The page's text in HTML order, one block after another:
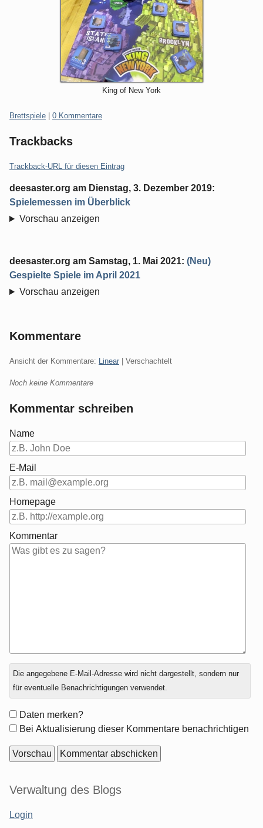
King of New York
Kategorien:
Brettspiele 0 Kommentare
Trackbacks
Trackback-URL für diesen Eintrag
deesaster.org am Dienstag, 3. Dezember 2019:
Spielemessen im Überblick
Vorschau anzeigen
deesaster.org am Samstag, 1. Mai 2021: (Neu)
Gespielte Spiele im April 2021
Vorschau anzeigen
Kommentare
Ansicht der Kommentare: Linear | Verschachtelt
Noch keine Kommentare
Kommentar schreiben
Name
E-Mail
Homepage
Kommentar
Antwort
zu
Die angegebene E-Mail-Adresse wird nicht dargestellt, sondern nur
für eventuelle Benachrichtigungen verwendet.
Formular-
Optionen
Daten merken?
Bei Aktualisierung dieser Kommentare benachrichtigen
Seitenleiste
Verwaltung des Blogs
Login